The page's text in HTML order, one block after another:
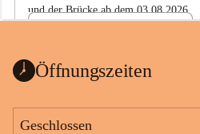
und der Brücke ab dem 03.08.2026
ht
1 Seite•0,1 MB
Öffnungszeiten
Geschlossen